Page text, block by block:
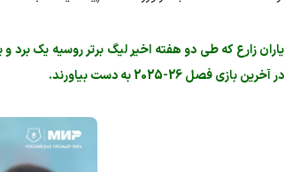
یاران زارع که طی دو هفته اخیر لیگ برتر روسیه یک
در آخرین بازی فصل 26-2025 به دست بیاورند.